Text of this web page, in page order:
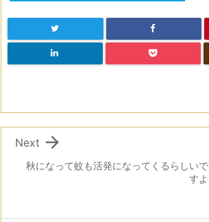
秋になって蚊も活発になってくるらしいで
すよ

Next